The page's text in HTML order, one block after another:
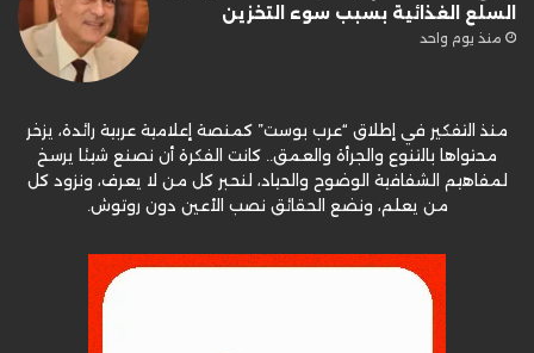
السلع الغذائية بسبب سوء التخزين
منذ يوم واحد
منذ التفكير في إطلاق “عرب بوست” كمنصة إعلامية عربية رائدة، يزخر
محتواها بالتنوع والجرأة والعمق.. كانت الفكرة أن نصنع شيئا يرسخ
لمفاهيم الشفافية الوضوح والحياد، لنحبر كل من لا يعرف، ونزود كل
من يعلم، ونضع الحقائق نصب الأعين دون روتوش.